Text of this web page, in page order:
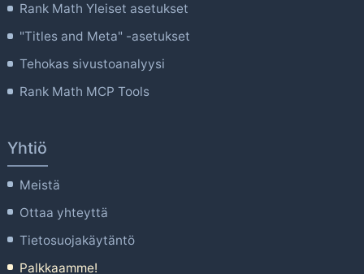
Rank Math Yleiset asetukset
"Titles and Meta" -asetukset
Tehokas sivustoanalyysi
Rank Math MCP Tools
Yhtiö
Meistä
Ottaa yhteyttä
Tietosuojakäytäntö
Palkkaamme!